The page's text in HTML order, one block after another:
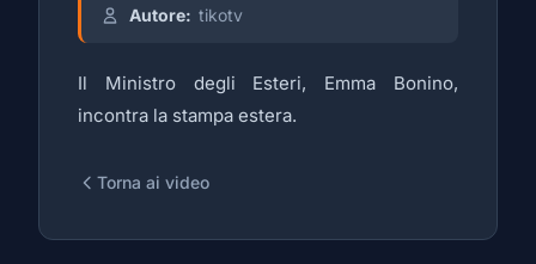
Autore: tikotv
Il Ministro degli Esteri, Emma Bonino,
incontra la stampa estera.
Torna ai video